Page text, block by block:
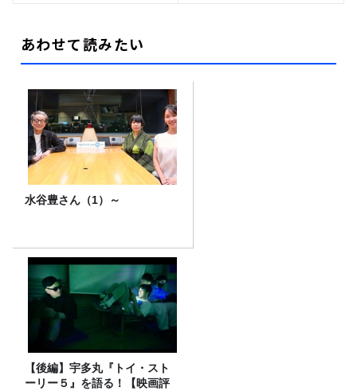
あわせて読みたい
水谷豊さん（1）～
【後編】宇多丸『トイ・スト
ーリー５』を語る！【映画評